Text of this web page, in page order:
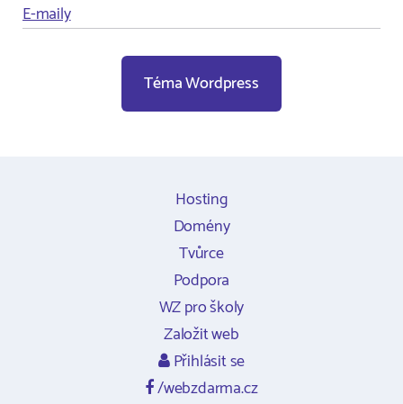
E-maily
Téma Wordpress
Hosting
Domény
Tvůrce
Podpora
WZ pro školy
Založit web
Přihlásit se
/webzdarma.cz